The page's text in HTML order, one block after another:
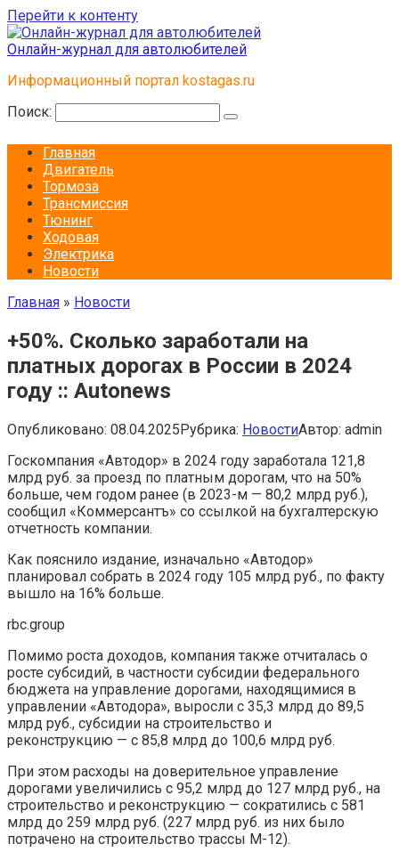
Перейти к контенту
Онлайн-журнал для автолюбителей
Информационный портал kostagas.ru
Поиск:
Главная
Двигатель
Тормоза
Трансмиссия
Тюнинг
Ходовая
Электрика
Новости
Главная » Новости
+50%. Сколько заработали на
платных дорогах в России в 2024
году :: Autonews
Опубликовано: 08.04.2025Рубрика: НовостиАвтор: admin
Госкомпания «Автодор» в 2024 году заработала 121,8
млрд руб. за проезд по платным дорогам, что на 50%
больше, чем годом ранее (в 2023-м — 80,2 млрд руб.),
сообщил «Коммерсантъ» со ссылкой на бухгалтерскую
отчетность компании.
Как пояснило издание, изначально «Автодор»
планировал собрать в 2024 году 105 млрд руб., по факту
вышло на 16% больше.
rbc.group
Помимо роста доходов, компания также отчиталась о
росте субсидий, в частности субсидии федерального
бюджета на управление дорогами, находящимися в
управлении «Автодора», выросли с 35,3 млрд до 89,5
млрд руб., субсидии на строительство и
реконструкцию — с 85,8 млрд до 100,6 млрд руб.
При этом расходы на доверительное управление
дорогами увеличились с 95,2 млрд до 127 млрд руб., на
строительство и реконструкцию — сократились с 581
млрд до 259 млрд руб. (227 млрд руб. из них было
потрачено на строительство трассы М-12).